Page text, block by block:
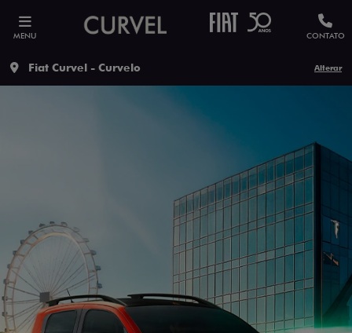
MENU CONTATO
Fiat Curvel - Curvelo Alterar
ESTOU INTERESSADO
Versão escolhida